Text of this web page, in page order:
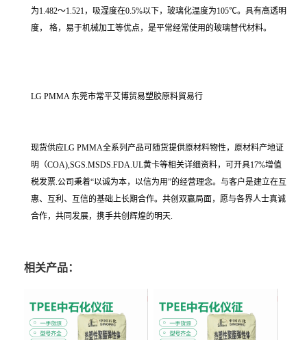
为1.482～1.521，吸湿度在0.5%以下，玻璃化温度为105℃。具有高透明
度， 格，易于机械加工等优点，是平常经常使用的玻璃替代材料。
LG PMMA 东莞市常平艾博贸易塑胶原料貿易行
现货供应LG PMMA全系列产品可随货提供原材料物性，原材料产地证
明（COA),SGS.MSDS.FDA.UL黄卡等相关详细资料，可开具17%增值
税发票.公司秉着“以诚为本，以信为用”的经营理念。与客户是建立在互
惠、互利、互信的基础上长期合作。共创双赢局面，愿与各界人士真诚
合作，共同发展，携手共创辉煌的明天.
相关产品：